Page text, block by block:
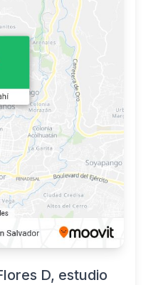
D, estudio